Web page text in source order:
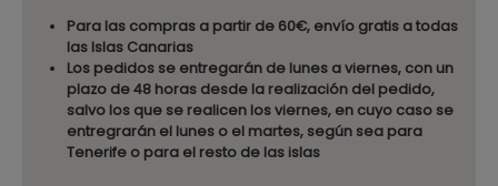
Para las compras a partir de 60€, envío gratis a todas
las Islas Canarias
Los pedidos se entregarán de lunes a viernes, con un
plazo de 48 horas desde la realización del pedido,
salvo los que se realicen los viernes, en cuyo caso se
entregrarán el lunes o el martes, según sea para
Tenerife o para el resto de las islas